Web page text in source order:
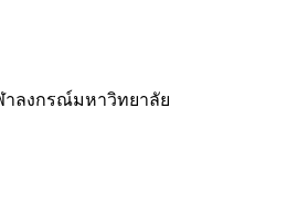
าลงกรณ์มหาวิทยาลัย